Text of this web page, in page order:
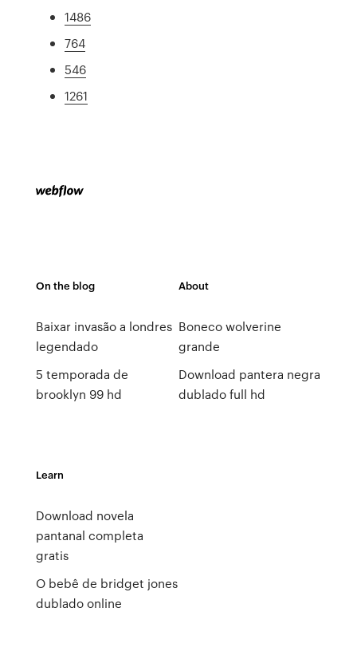
1486
764
546
1261
On the blog
Baixar invasão a londres
legendado
5 temporada de
brooklyn 99 hd
About
Boneco wolverine
grande
Download pantera negra
dublado full hd
Learn
Download novela
pantanal completa
gratis
O bebê de bridget jones
dublado online